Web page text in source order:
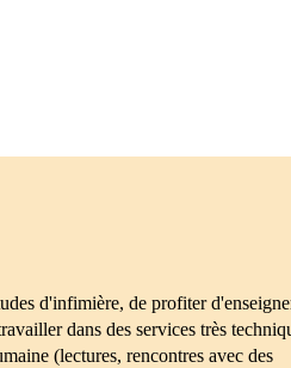
d'infimière, de profiter
dans des services très
(lectures, rencontres avec des